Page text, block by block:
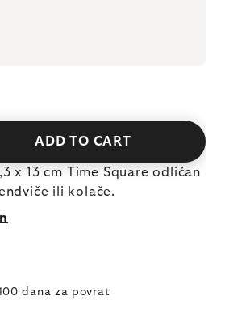
ADD TO CART
x 13 cm Time Square odličan
ili kolače.
dana za povrat